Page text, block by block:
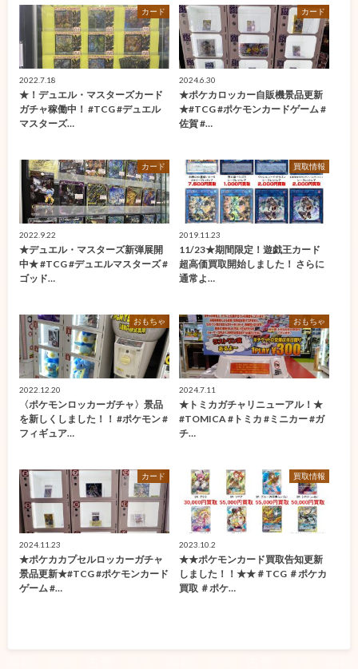
カード
2022.7.18
★！デュエル・マスターズカード
ガチャ稼働中！ #TCG #デュエル
マスターズ…
カード
2024.6.30
★ポケカロッカー自販機景品更新
★#TCG #ポケモンカードゲーム #
佐賀 #…
カード
2022.9.22
★デュエル・マスターズ新弾展開
中★ #TCG #デュエルマスターズ #
ゴッド…
買取情報
2019.11.23
11/23★期間限定！遊戯王カード
超高価買取開始しました！ さらに
通常よ…
おもちゃ
2022.12.20
〈ポケモンロッカーガチャ〉景品
を新しくしました！！ #ポケモン #
フィギュア…
おもちゃ
2024.7.11
★トミカガチャリニューアル！★
#TOMICA #トミカ #ミニカー #ガ
チ…
カード
2024.11.23
★ポケカカプセルロッカーガチャ
景品更新★#TCG #ポケモンカード
ゲーム #…
買取情報
2023.10.2
★★ポケモンカード買取告知更新
しました！！★★＃TCG ＃ポケカ
買取 ＃ポケ…